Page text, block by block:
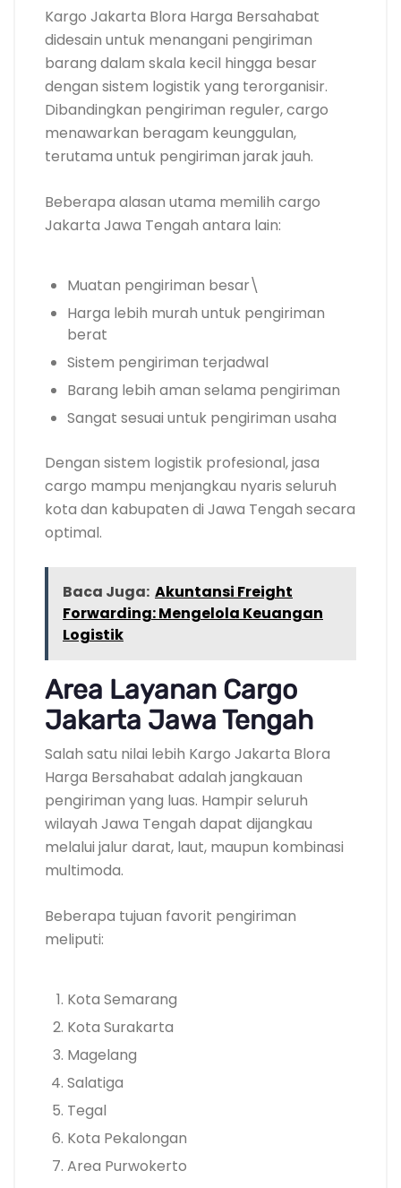
Kargo Jakarta Blora Harga Bersahabat
didesain untuk menangani pengiriman
barang dalam skala kecil hingga besar
dengan sistem logistik yang terorganisir.
Dibandingkan pengiriman reguler, cargo
menawarkan beragam keunggulan,
terutama untuk pengiriman jarak jauh.
Beberapa alasan utama memilih cargo
Jakarta Jawa Tengah antara lain:
Muatan pengiriman besar\
Harga lebih murah untuk pengiriman
berat
Sistem pengiriman terjadwal
Barang lebih aman selama pengiriman
Sangat sesuai untuk pengiriman usaha
Dengan sistem logistik profesional, jasa
cargo mampu menjangkau nyaris seluruh
kota dan kabupaten di Jawa Tengah secara
optimal.
Baca Juga: Akuntansi Freight
Forwarding: Mengelola Keuangan
Logistik
Area Layanan Cargo
Jakarta Jawa Tengah
Salah satu nilai lebih Kargo Jakarta Blora
Harga Bersahabat adalah jangkauan
pengiriman yang luas. Hampir seluruh
wilayah Jawa Tengah dapat dijangkau
melalui jalur darat, laut, maupun kombinasi
multimoda.
Beberapa tujuan favorit pengiriman
meliputi:
Kota Semarang
Kota Surakarta
Magelang
Salatiga
Tegal
Kota Pekalongan
Area Purwokerto